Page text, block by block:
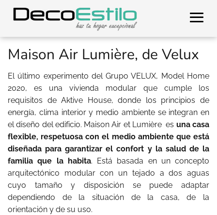
Maison Air Lumière, de Velux
El último experimento del Grupo VELUX, Model Home
2020, es una vivienda modular que cumple los
requisitos de Aktive House, donde los principios de
energía, clima interior y medio ambiente se integran en
el diseño del edificio. Maison Air et Lumière es una casa
flexible, respetuosa con el medio ambiente que está
diseñada para garantizar el confort y la salud de la
familia que la habita. Está basada en un concepto
arquitectónico modular con un tejado a dos aguas
cuyo tamaño y disposición se puede adaptar
dependiendo de la situación de la casa, de la
orientación y de su uso.